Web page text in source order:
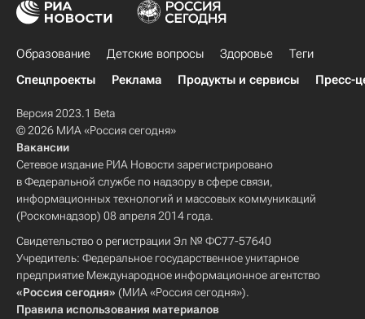
Образование Детские вопросы Здоровье
Теги
Спецпроекты
Реклама Продукты и сервисы Пресс-
Версия 2023.1 Beta
© 2026 МИА «Россия сегодня»
Вакансии
Сетевое издание РИА Новости зарегистрировано
в Федеральной службе по надзору в сфере связи,
информационных технологий и массовых коммуникаций
(Роскомнадзор) 08 апреля 2014 года.
Свидетельство о регистрации Эл № ФС77-57640
Учредитель: Федеральное государственное унитарное
предприятие Международное информационное агентство
«Россия сегодня» (МИА «Россия сегодня»).
Правила использования материалов